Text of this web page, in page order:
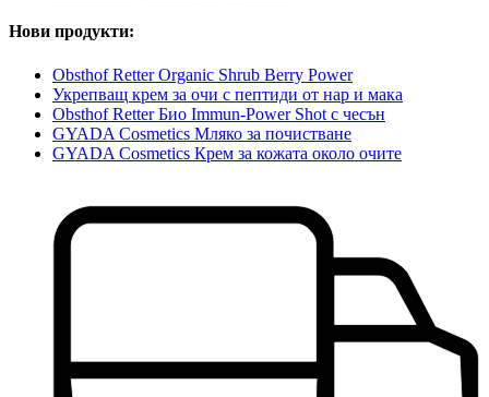
Нови продукти:
Obsthof Retter Organic Shrub Berry Power
Укрепващ крем за очи с пептиди от нар и мака
Obsthof Retter Био Immun-Power Shot с чесън
GYADA Cosmetics Мляко за почистване
GYADA Cosmetics Крем за кожата около очите